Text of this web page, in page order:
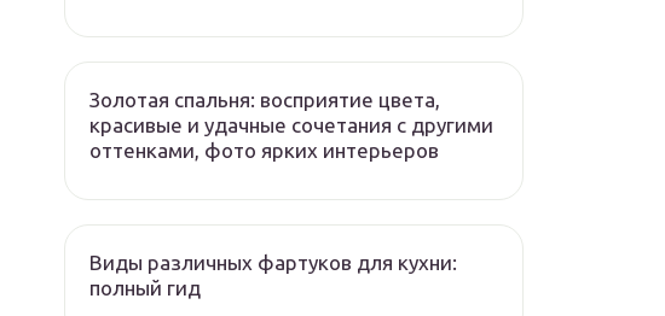
Золотая спальня: восприятие цвета,
красивые и удачные сочетания с другими
оттенками, фото ярких интерьеров
Виды различных фартуков для кухни:
полный гид